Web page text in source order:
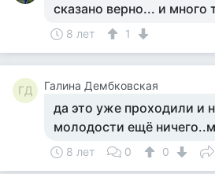
сказано верно... и много
8 лет 1
ГД Галина Дембковская
да это уже проходили и
молодости ещё
8 лет 0 0